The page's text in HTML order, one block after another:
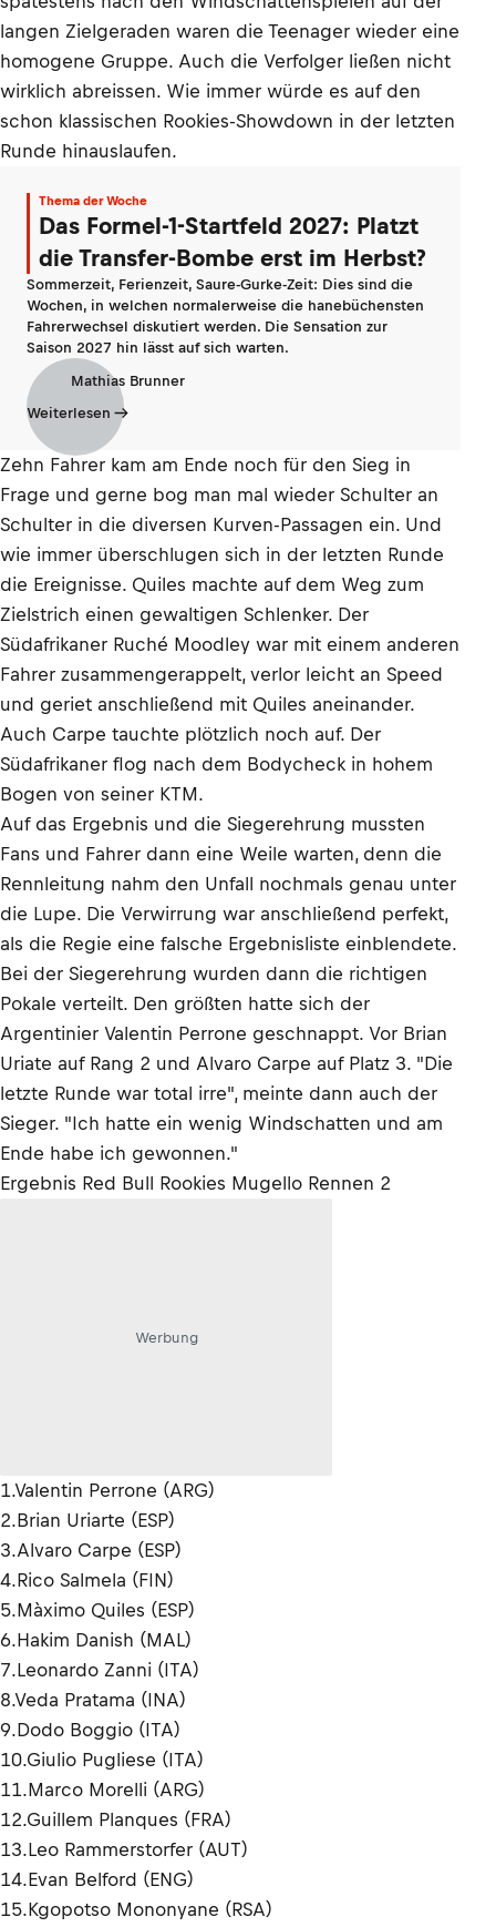
langen Zielgeraden waren die Teenager wieder eine
homogene Gruppe. Auch die Verfolger ließen nicht
wirklich abreissen. Wie immer würde es auf den
schon klassischen Rookies-Showdown in der letzten
Runde hinauslaufen.
Thema der Woche
Das Formel-1-Startfeld 2027: Platzt
die Transfer-Bombe erst im Herbst?
Sommerzeit, Ferienzeit, Saure-Gurke-Zeit: Dies sind die
Wochen, in welchen normalerweise die hanebüchensten
Fahrerwechsel diskutiert werden. Die Sensation zur
Saison 2027 hin lässt auf sich warten.
Mathias Brunner
Weiterlesen
Zehn Fahrer kam am Ende noch für den Sieg in
Frage und gerne bog man mal wieder Schulter an
Schulter in die diversen Kurven-Passagen ein. Und
wie immer überschlugen sich in der letzten Runde
die Ereignisse. Quiles machte auf dem Weg zum
Zielstrich einen gewaltigen Schlenker. Der
Südafrikaner Ruché Moodley war mit einem anderen
Fahrer zusammengerappelt, verlor leicht an Speed
und geriet anschließend mit Quiles aneinander.
Auch Carpe tauchte plötzlich noch auf. Der
Südafrikaner flog nach dem Bodycheck in hohem
Bogen von seiner KTM.
Auf das Ergebnis und die Siegerehrung mussten
Fans und Fahrer dann eine Weile warten, denn die
Rennleitung nahm den Unfall nochmals genau unter
die Lupe. Die Verwirrung war anschließend perfekt,
als die Regie eine falsche Ergebnisliste einblendete.
Bei der Siegerehrung wurden dann die richtigen
Pokale verteilt. Den größten hatte sich der
Argentinier Valentin Perrone geschnappt. Vor Brian
Uriate auf Rang 2 und Alvaro Carpe auf Platz 3. "Die
letzte Runde war total irre", meinte dann auch der
Sieger. "Ich hatte ein wenig Windschatten und am
Ende habe ich gewonnen."
Ergebnis Red Bull Rookies Mugello Rennen 2
Werbung
1.Valentin Perrone (ARG)
2.Brian Uriarte (ESP)
3.Alvaro Carpe (ESP)
4.Rico Salmela (FIN)
5.Màximo Quiles (ESP)
6.Hakim Danish (MAL)
7.Leonardo Zanni (ITA)
8.Veda Pratama (INA)
9.Dodo Boggio (ITA)
10.Giulio Pugliese (ITA)
11.Marco Morelli (ARG)
12.Guillem Planques (FRA)
13.Leo Rammerstorfer (AUT)
14.Evan Belford (ENG)
15.Kgopotso Mononyane (RSA)